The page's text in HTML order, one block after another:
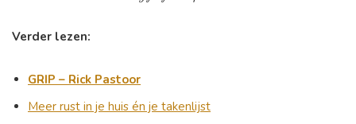
Verder lezen:
GRIP – Rick Pastoor
Meer rust in je huis én je takenlijst